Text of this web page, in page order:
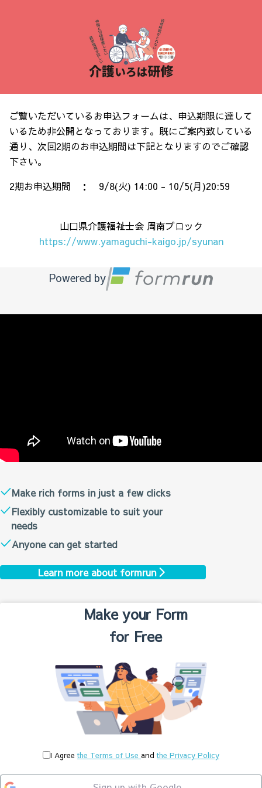
ご覧いただいているお申込フォームは、 申込期限に達して
いるため非公開となっております。既にご案内致している
通り、次回2期のお申込期間は下記となりますのでご確認
下さい。
2期お申込期間 ： 9/8(火) 14:00 - 10/5(月)20:59
山口県介護福祉士会 周南ブロック
https://www.yamaguchi-kaigo.jp/syunan
Powered by
Make rich forms in just a few clicks
Flexibly customizable to suit your
needs
Anyone can get started
Learn more about formrun
Make your Form
for Free
I Agreethe Terms of Use andthe Privacy Policy